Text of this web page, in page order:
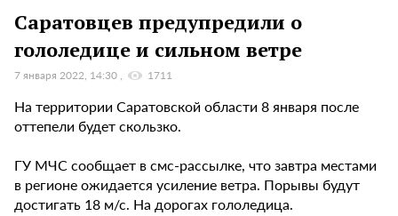
Саратовцев предупредили о
гололедице и сильном ветре
7 января 2022, 14:30 1711
На территории Саратовской области 8 января после
оттепели будет скользко.
ГУ МЧС сообщает в смс-рассылке, что завтра местами
в регионе ожидается усиление ветра. Порывы будут
достигать 18 м/с. На дорогах гололедица.